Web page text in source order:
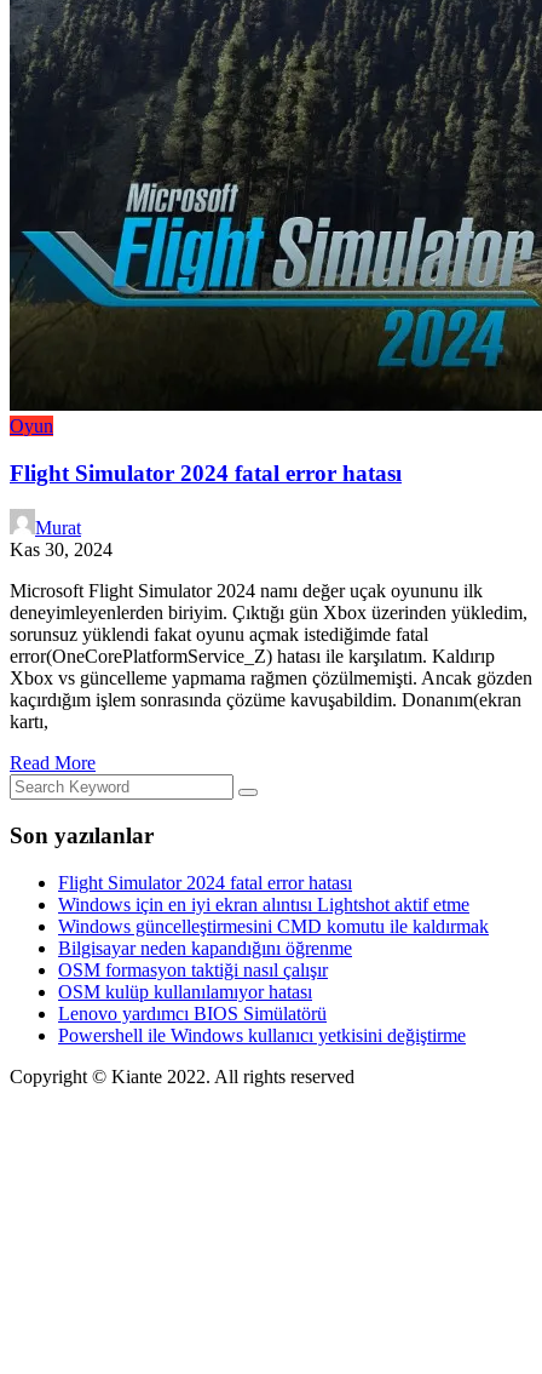
Oyun
Flight Simulator 2024 fatal error hatası
Murat
Kas 30, 2024
Microsoft Flight Simulator 2024 namı değer uçak oyununu ilk
deneyimleyenlerden biriyim. Çıktığı gün Xbox üzerinden yükledim,
sorunsuz yüklendi fakat oyunu açmak istediğimde fatal
error(OneCorePlatformService_Z) hatası ile karşılatım. Kaldırıp
Xbox vs güncelleme yapmama rağmen çözülmemişti. Ancak gözden
kaçırdığım işlem sonrasında çözüme kavuşabildim. Donanım(ekran
kartı,
Read More
Son yazılanlar
Flight Simulator 2024 fatal error hatası
Windows için en iyi ekran alıntısı Lightshot aktif etme
Windows güncelleştirmesini CMD komutu ile kaldırmak
Bilgisayar neden kapandığını öğrenme
OSM formasyon taktiği nasıl çalışır
OSM kulüp kullanılamıyor hatası
Lenovo yardımcı BIOS Simülatörü
Powershell ile Windows kullanıcı yetkisini değiştirme
Copyright © Kiante 2022. All rights reserved